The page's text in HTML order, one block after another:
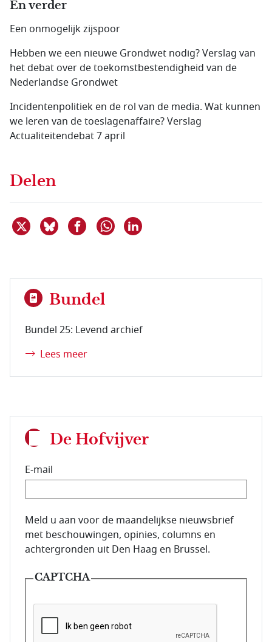
En verder
Een onmogelijk zijspoor
Hebben we een nieuwe Grondwet nodig? Verslag van
het debat over de toekomstbestendigheid van de
Nederlandse Grondwet
Incidentenpolitiek en de rol van de media. Wat kunnen
we leren van de toeslagenaffaire? Verslag
Actualiteitendebat 7 april
Delen
Deel dit item op X
Deel dit item op Bluesky
Deel dit item op Facebook
Delen via WhatsApp
Bundel
Bundel 25: Levend archief
Lees meer
De Hofvijver
E-mail
E-mailadres van de abonnee.
Meld u aan voor de maandelijkse nieuwsbrief
met beschouwingen, opinies, columns en
achtergronden uit Den Haag en Brussel.
CAPTCHA